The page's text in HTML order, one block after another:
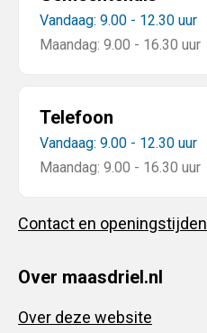
Vandaag: 9.00 - 12.30 uur
Maandag: 9.00 - 16.30 uur
Telefoon
Vandaag: 9.00 - 12.30 uur
Maandag: 9.00 - 16.30 uur
Contact en openingstijden
Over maasdriel.nl
Over deze website